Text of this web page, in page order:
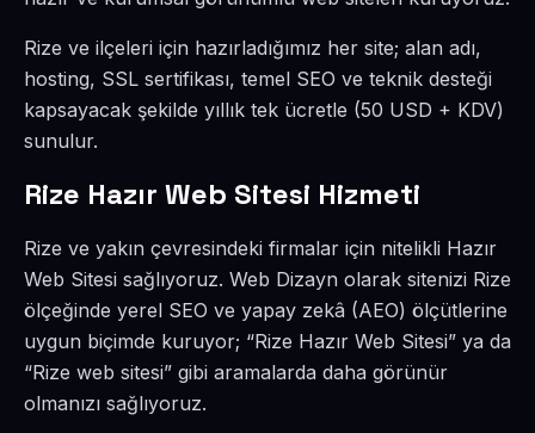
Rize ve ilçeleri için hazırladığımız her site; alan adı,
hosting, SSL sertifikası, temel SEO ve teknik desteği
kapsayacak şekilde yıllık tek ücretle (50 USD + KDV)
sunulur.
Rize Hazır Web Sitesi Hizmeti
Rize ve yakın çevresindeki firmalar için nitelikli Hazır
Web Sitesi sağlıyoruz. Web Dizayn olarak sitenizi Rize
ölçeğinde yerel SEO ve yapay zekâ (AEO) ölçütlerine
uygun biçimde kuruyor; “Rize Hazır Web Sitesi” ya da
“Rize web sitesi” gibi aramalarda daha görünür
olmanızı sağlıyoruz.